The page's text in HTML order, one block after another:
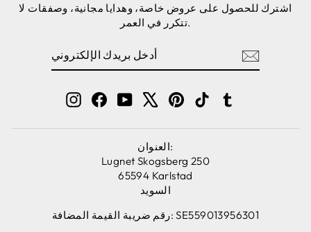
اشترك للحصول على عروض خاصة، وهدايا مجانية، وصفقات لا
تتكرر في العمر.
الإلكتروني
InstagramFacebook
YouTube Pinterest
TikTok
العنوان:
Lugnet Skogsberg 250
65594 Karlstad
السويد
رقم ضريبة القيمة المضافة: SE559013956301